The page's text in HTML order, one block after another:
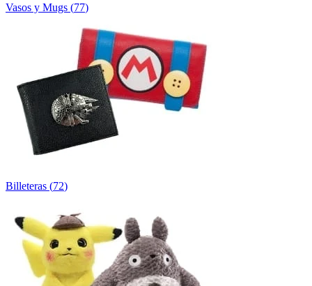
Vasos y Mugs (77)
Billeteras (72)